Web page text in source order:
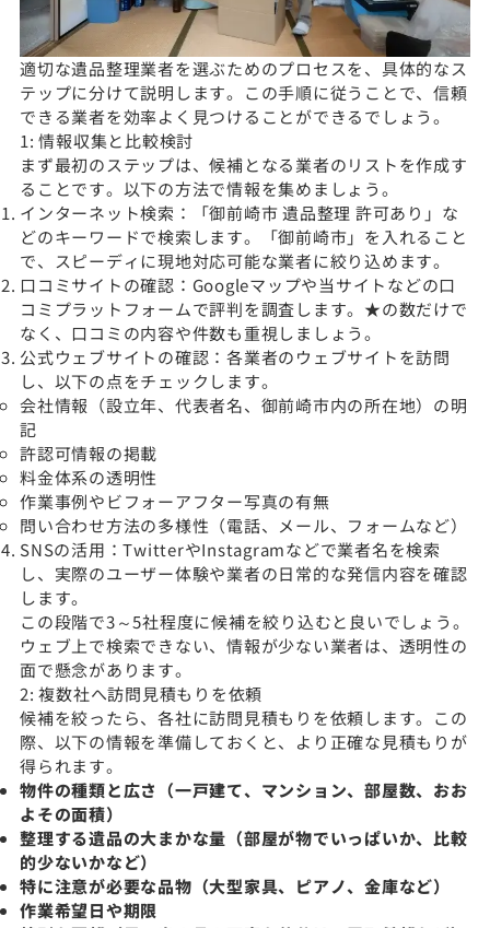
適切な遺品整理業者を選ぶためのプロセスを、具体的なス
テップに分けて説明します。この手順に従うことで、信頼
できる業者を効率よく見つけることができるでしょう。
1: 情報収集と比較検討
まず最初のステップは、候補となる業者のリストを作成す
ることです。以下の方法で情報を集めましょう。
インターネット検索：「御前崎市 遺品整理 許可あり」な
どのキーワードで検索します。「御前崎市」を入れること
で、スピーディに現地対応可能な業者に絞り込めます。
口コミサイトの確認：Googleマップや当サイトなどの口
コミプラットフォームで評判を調査します。★の数だけで
なく、口コミの内容や件数も重視しましょう。
公式ウェブサイトの確認：各業者のウェブサイトを訪問
し、以下の点をチェックします。
会社情報（設立年、代表者名、御前崎市内の所在地）の明
記
許認可情報の掲載
料金体系の透明性
作業事例やビフォーアフター写真の有無
問い合わせ方法の多様性（電話、メール、フォームなど）
SNSの活用：TwitterやInstagramなどで業者名を検索
し、実際のユーザー体験や業者の日常的な発信内容を確認
します。
この段階で3～5社程度に候補を絞り込むと良いでしょう。
ウェブ上で検索できない、情報が少ない業者は、透明性の
面で懸念があります。
2: 複数社へ訪問見積もりを依頼
候補を絞ったら、各社に訪問見積もりを依頼します。この
際、以下の情報を準備しておくと、より正確な見積もりが
得られます。
物件の種類と広さ（一戸建て、マンション、部屋数、おお
よその面積）
整理する遺品の大まかな量（部屋が物でいっぱいか、比較
的少ないかなど）
特に注意が必要な品物（大型家具、ピアノ、金庫など）
作業希望日や期限